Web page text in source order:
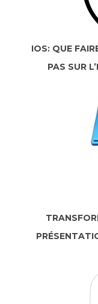
IOS: QUE
PAS SUR